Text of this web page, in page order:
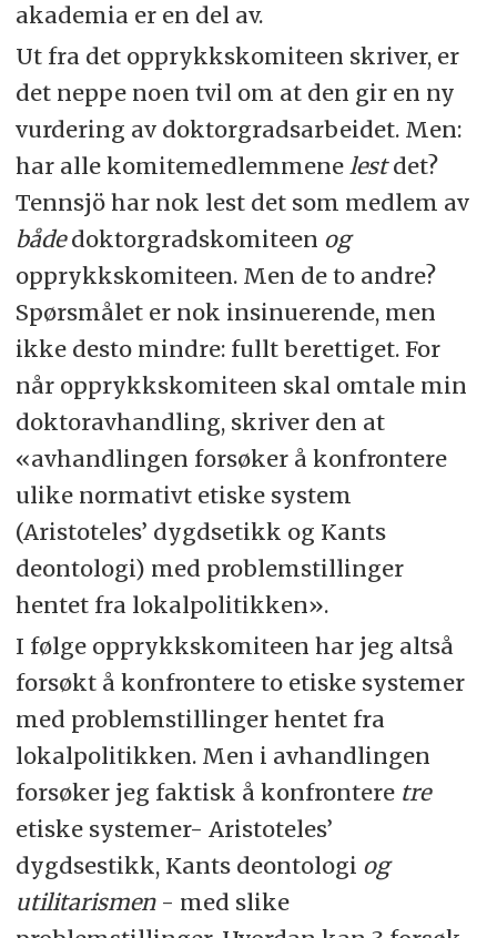
akademia er en del av.
Ut fra det opprykkskomiteen skriver, er
det neppe noen tvil om at den gir en ny
vurdering av doktorgradsarbeidet. Men:
har alle komitemedlemmene lestdet?
Tennsjö har nok lest det som medlem av
bådedoktorgradskomiteen og
opprykkskomiteen. Men de to andre?
Spørsmålet er nok insinuerende, men
ikke desto mindre: fullt berettiget. For
når opprykkskomiteen skal omtale min
doktoravhandling, skriver den at
«avhandlingen forsøker å konfrontere
ulike normativt etiske system
(Aristoteles’ dygdsetikk og Kants
deontologi) med problemstillinger
hentet fra lokalpolitikken».
I følge opprykkskomiteen har jeg altså
forsøkt å konfrontere to etiske systemer
med problemstillinger hentet fra
lokalpolitikken. Men i avhandlingen
forsøker jeg faktisk å konfrontere tre
etiske systemer- Aristoteles’
dygdsestikk, Kants deontologi og
utilitarismen- med slike